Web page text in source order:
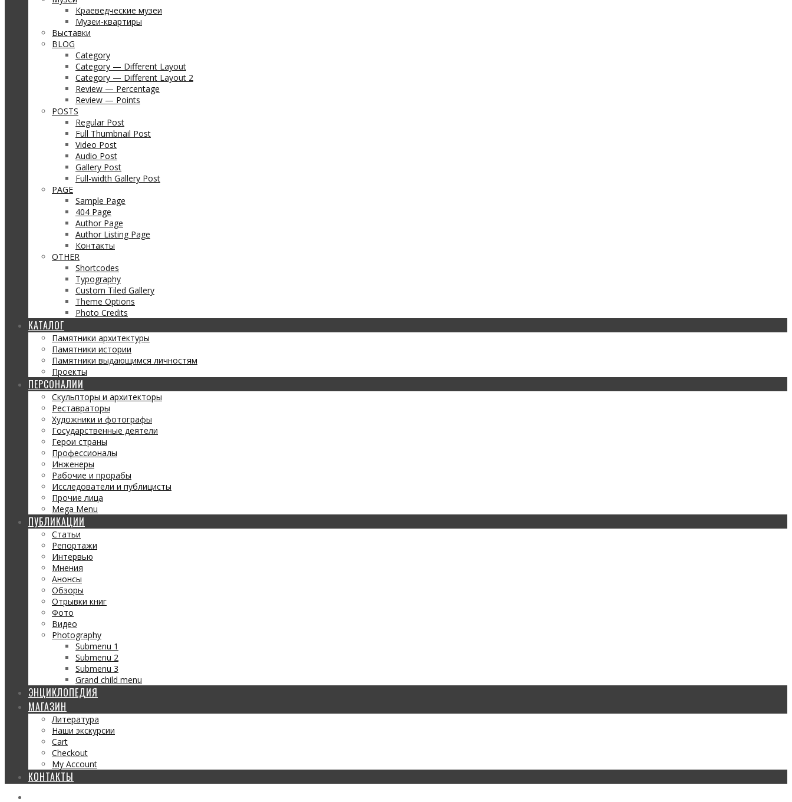
Краеведческие музеи
Музеи-квартиры
Выставки
BLOG
Category
Category — Different Layout
Category — Different Layout 2
Review — Percentage
Review — Points
POSTS
Regular Post
Full Thumbnail Post
Video Post
Audio Post
Gallery Post
Full-width Gallery Post
PAGE
Sample Page
404 Page
Author Page
Author Listing Page
Контакты
OTHER
Shortcodes
Typography
Custom Tiled Gallery
Theme Options
Photo Credits
КАТАЛОГ
Памятники архитектуры
Памятники истории
Памятники выдающимся личностям
Проекты
ПЕРСОНАЛИИ
Скульпторы и архитекторы
Реставраторы
Художники и фотографы
Государственные деятели
Герои страны
Профессионалы
Инженеры
Рабочие и прорабы
Исследователи и публицисты
Прочие лица
Mega Menu
ПУБЛИКАЦИИ
Статьи
Репортажи
Интервью
Мнения
Анонсы
Обзоры
Отрывки книг
Фото
Видео
Photography
Submenu 1
Submenu 2
Submenu 3
Grand child menu
ЭНЦИКЛОПЕДИЯ
МАГАЗИН
Литература
Наши экскурсии
Cart
Checkout
My Account
КОНТАКТЫ